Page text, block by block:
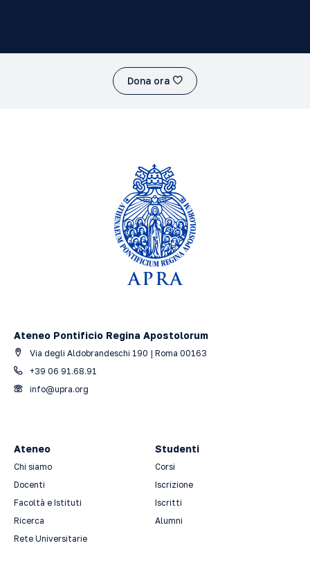
Dona ora
Ateneo Pontificio Regina Apostolorum
Via degli Aldobrandeschi 190 | Roma 00163
+39 06 91.68.91
info@upra.org
Ateneo
Chi siamo
Docenti
Facoltà e Istituti
Ricerca
Rete Universitarie
Studenti
Corsi
Iscrizione
Iscritti
Alumni